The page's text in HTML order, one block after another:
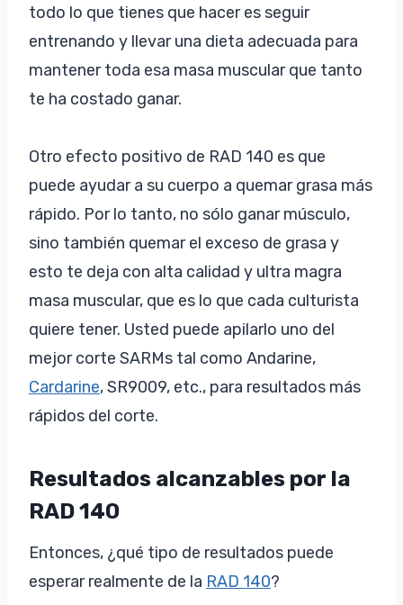
todo lo que tienes que hacer es seguir
entrenando y llevar una dieta adecuada para
mantener toda esa masa muscular que tanto
te ha costado ganar.
Otro efecto positivo de RAD 140 es que
puede ayudar a su cuerpo a quemar grasa más
rápido. Por lo tanto, no sólo ganar músculo,
sino también quemar el exceso de grasa y
esto te deja con alta calidad y ultra magra
masa muscular, que es lo que cada culturista
quiere tener. Usted puede apilarlo uno del
mejor corte SARMs tal como Andarine,
Cardarine, SR9009, etc., para resultados más
rápidos del corte.
Resultados alcanzables por la
RAD 140
Entonces, ¿qué tipo de resultados puede
esperar realmente de la RAD 140?